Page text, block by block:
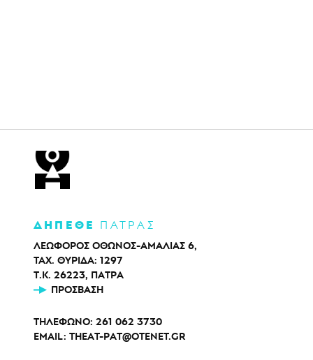
ΔΗΠΕΘΕ ΠΑΤΡΑΣ
ΛΕΩΦΟΡΟΣ ΟΘΩΝΟΣ-ΑΜΑΛΙΑΣ 6,
ΤΑΧ. ΘΥΡΙΔΑ: 1297
Τ.Κ. 26223, ΠΑΤΡΑ
ΠΡΌΣΒΑΣΗ
ΤΗΛΕΦΩΝΟ: 261 062 3730
EMAIL: THEAT-PAT@OTENET.GR